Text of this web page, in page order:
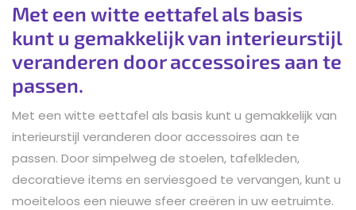
Met een witte eettafel als basis
kunt u gemakkelijk van interieurstijl
veranderen door accessoires aan te
passen.
Met een witte eettafel als basis kunt u gemakkelijk van
interieurstijl veranderen door accessoires aan te
passen. Door simpelweg de stoelen, tafelkleden,
decoratieve items en serviesgoed te vervangen, kunt u
moeiteloos een nieuwe sfeer creëren in uw eetruimte.